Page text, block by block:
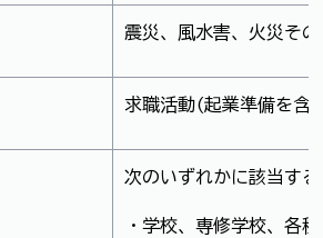
震災、風水害、火災そ
求職活動(起業準備を含
次のいずれかに該当する
・学校、専修学校、各